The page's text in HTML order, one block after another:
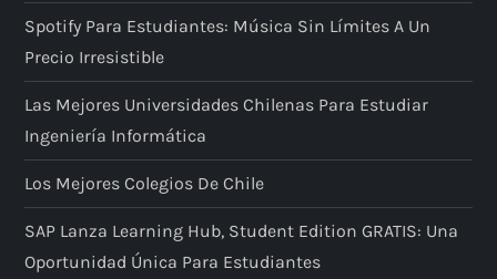
e
e
n
t
r
Spotify Para Estudiantes: Música Sin Límites A Un
Precio Irresistible
Las Mejores Universidades Chilenas Para Estudiar
Ingeniería Informática
Los Mejores Colegios De Chile
SAP Lanza Learning Hub, Student Edition GRATIS: Una
Oportunidad Única Para Estudiantes